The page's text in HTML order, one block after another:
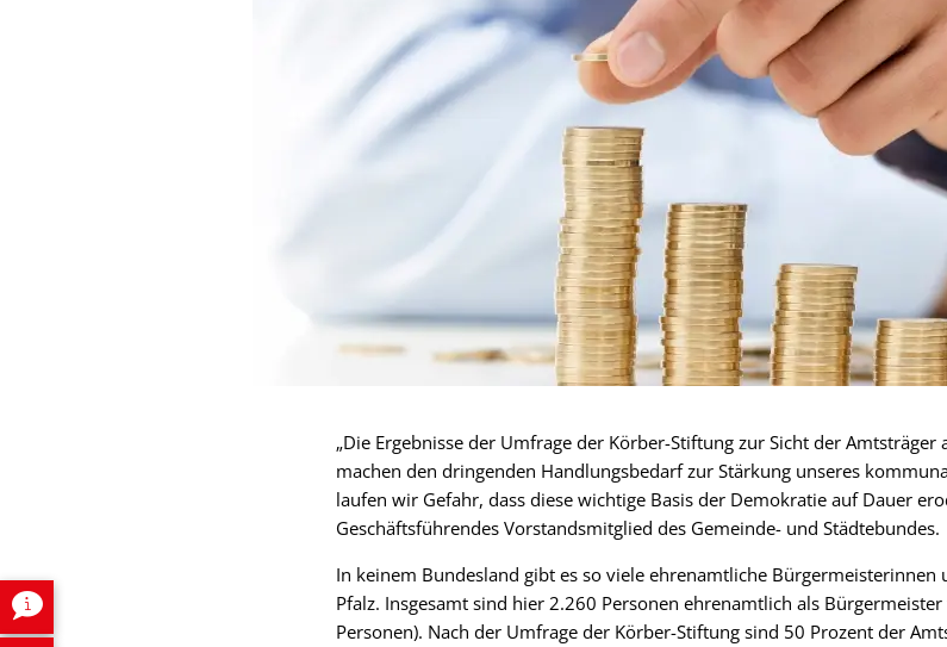
„Die Ergebnisse der Umfrage der Körber-Stiftung zur Sicht der
machen den dringenden Handlungsbedarf zur Stärkung unseres
laufen wir Gefahr, dass diese wichtige Basis der Demokratie auf Dauer
Geschäftsführendes Vorstandsmitglied des Gemeinde- und Städtebundes.
In keinem Bundesland gibt es so viele ehrenamtliche
Pfalz. Insgesamt sind hier 2.260 Personen ehrenamtlich als
Personen). Nach der Umfrage der Körber-Stiftung sind 50 Prozent der